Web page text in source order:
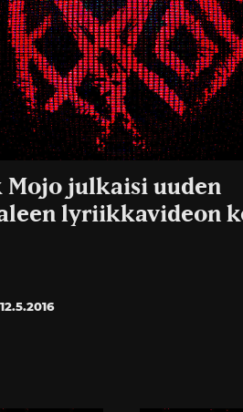
Mojo julkaisi uuden
lyriikkavideon
12.5.2016